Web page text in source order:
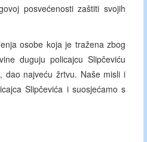
posvećenosti zaštiti svojih
osobe koja je tražena zbog
duguju policajcu Slipčeviću
dao najveću žrtvu. Naše misli i
Slipčevića i suosjećamo s